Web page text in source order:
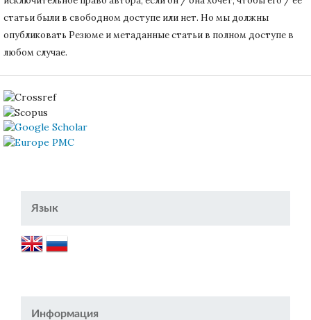
статьи были в свободном доступе или нет. Но мы должны
опубликовать Резюме и метаданные статьи в полном доступе в
любом случае.
Язык
Информация